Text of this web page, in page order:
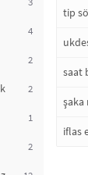
4
2
2
1
2
tip
saat
şaka
iflas